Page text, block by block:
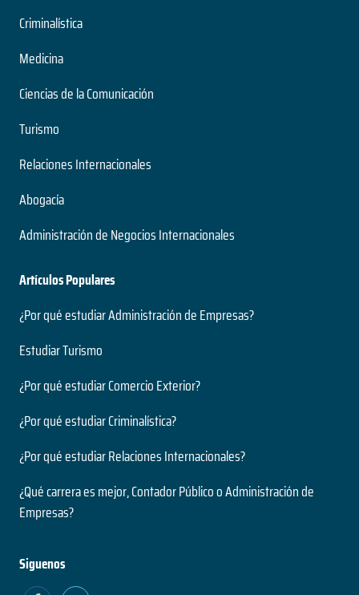
Criminalística
Medicina
Ciencias de la Comunicación
Turismo
Relaciones Internacionales
Abogacía
Administración de Negocios Internacionales
Artículos Populares
¿Por qué estudiar Administración de Empresas?
Estudiar Turismo
¿Por qué estudiar Comercio Exterior?
¿Por qué estudiar Criminalística?
¿Por qué estudiar Relaciones Internacionales?
¿Qué carrera es mejor, Contador Público o Administración de
Empresas?
Siguenos